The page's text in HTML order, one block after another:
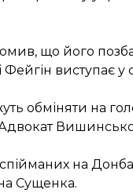
що його
Фейгін виступає
обміняти на
Адвокат
на
Сущенка.